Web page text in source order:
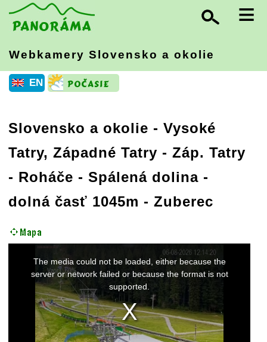
≡
Webkamery Slovensko a okolie
EN
Slovensko a okolie - Vysoké
Tatry, Západné Tatry - Záp. Tatry
- Roháče - Spálená dolina -
dolná časť 1045m - Zuberec
The media could not be loaded, either because the
server or network failed or because the format is not
supported.